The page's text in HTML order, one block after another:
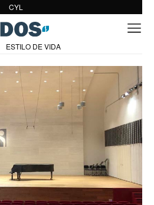
CYL
ESTILO DE VIDA